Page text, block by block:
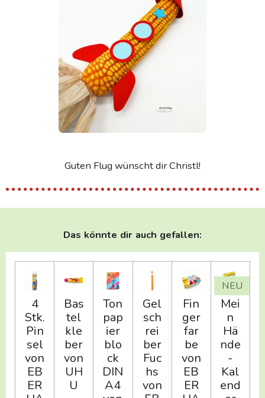
Guten Flug wünscht dir Christl!
Das könnte dir auch gefallen:
4
Stk.
Pin
sel
von
EB
ER
Bas
tel
kle
ber
von
UH
U
Ton
pap
ier
blo
ck
DIN
A4
Gel
sch
rei
ber
Fuc
hs
von
Fin
ger
far
be
von
EB
ER
NEU
Mei
n
Hä
nde
-
Kal
end